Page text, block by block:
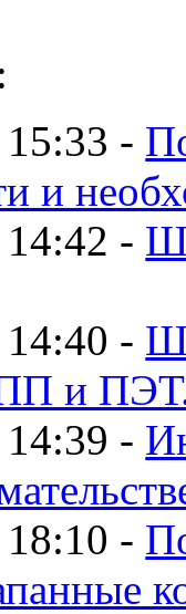
-
и
-
-
и
-
-